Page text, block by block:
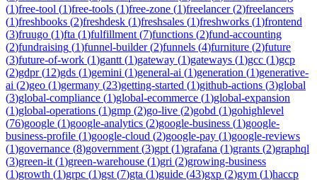
(1)free-tool (1)free-tools (1)free-zone (1)freelancer(2)freelancers
(1)freshbooks (2)freshdesk (1)freshsales (1)freshworks (1)frontend
(3)fruugo (1)fta (1)fulfillment (7)functions (2)fund-accounting
(2)fundraising (1)funnel-builder(2)funnels (4)furniture (2)future
(3)future-of-work (1)gantt (1)gateway (1)gateways (1)gcc (1)gcp
(2)gdpr(12)gds (1)gemini (1)general-ai (1)generation (1)generative-
ai (2)geo (1)germany (23)getting-started (1)github-actions (3)global
(3)global-compliance (1)global-ecommerce (1)global-expansion
(1)global-operations (1)gmp (2)go-live (2)gobd (1)gohighlevel
(76)google (1)google-analytics (2)google-business (1)google-
business-profile (1)google-cloud (2)google-pay (1)google-reviews
(1)governance (8)government (3)gpt (1)grafana (1)grants (2)graphql
(3)green-it (1)green-warehouse (1)gri (2)growing-business
(1)growth (1)grpc (1)gst (7)gta (1)guide (43)gxp (2)gym (1)haccp